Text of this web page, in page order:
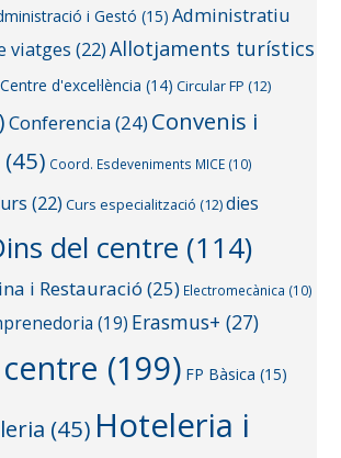
i Gestó (15) Administratiu
viatges (22) Allotjaments turístics
Centre d'excel·lència (14) Circular FP (12)
Conferencia(24) Convenis i
(45) Coord. Esdeveniments MICE (10)
(22) Curs especialització (12)dies
del centre (114)
i Restauració (25) Electromecànica (10)
(19) Erasmus+ (27)
(199) FP Bàsica (15)
(45) Hoteleria i